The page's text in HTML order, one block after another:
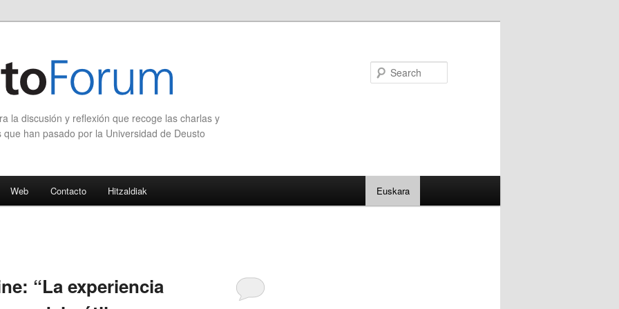
la discusión y reflexión que recoge las charlas y
han pasado por la Universidad de Deusto
Web Contacto Hitzaldiak Euskara
“La experiencia